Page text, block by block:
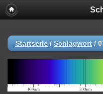
Startseite / Schlagwort /